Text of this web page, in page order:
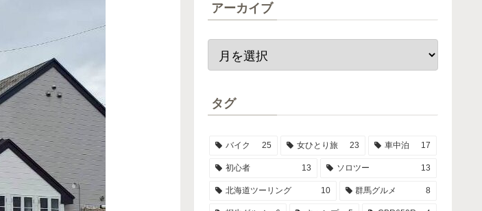
アーカイブ
タグ
バイク 25 女ひとり旅 23 車中泊 17
初心者 13 ソロツー 13
北海道ツーリング 10 群馬グルメ 8